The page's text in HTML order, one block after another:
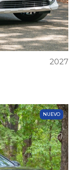
2027
NUEVO